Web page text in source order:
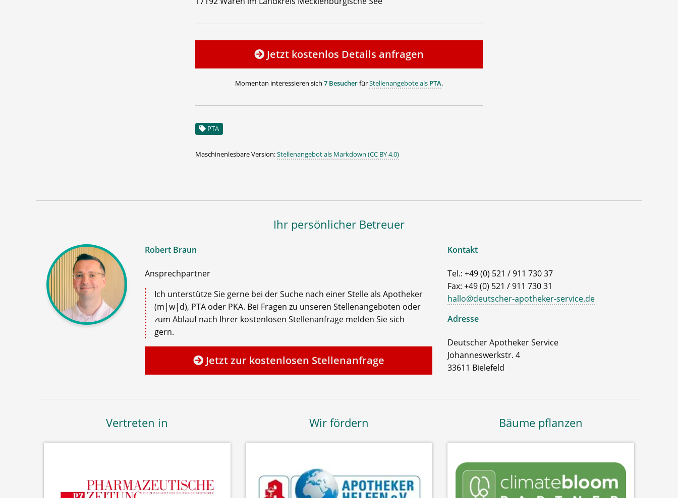
Jetzt kostenlos Details anfragen
Momentan interessieren sich 7 BesucherfürStellenangebote als PTA.
PTA
Maschinenlesbare Version:Stellenangebot als Markdown (CC BY 4.0)
Ihr persönlicher Betreuer
Robert Braun
Ansprechpartner
Ich unterstütze Sie gerne bei der Suche nach einer Stelle als Apotheker
(m|w|d), PTA oder PKA. Bei Fragen zu unseren Stellenangeboten oder
zum Ablauf nach Ihrer kostenlosen Stellenanfrage melden Sie sich
gern.
Jetzt zur kostenlosen Stellenanfrage
Kontakt
Tel.: +49 (0) 521 / 911 730 37
Fax: +49 (0) 521 / 911 730 31
hallo@deutscher-apotheker-service.de
Adresse
Deutscher Apotheker Service
Johanneswerkstr. 4
33611 Bielefeld
Vertreten in Wir fördern Bäume pflanzen